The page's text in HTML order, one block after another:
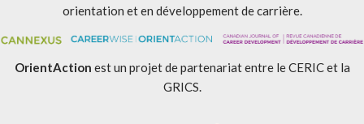
orientation et en développement de carrière.
OrientAction est un projet de partenariat entre le CERIC et la
GRICS.